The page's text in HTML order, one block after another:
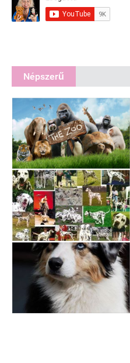
Népszerű